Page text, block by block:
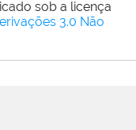
sob a licença
3.0 Não